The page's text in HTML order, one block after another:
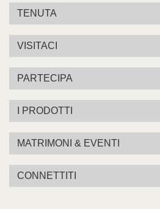
TENUTA
VISITACI
PARTECIPA
I PRODOTTI
MATRIMONI & EVENTI
CONNETTITI